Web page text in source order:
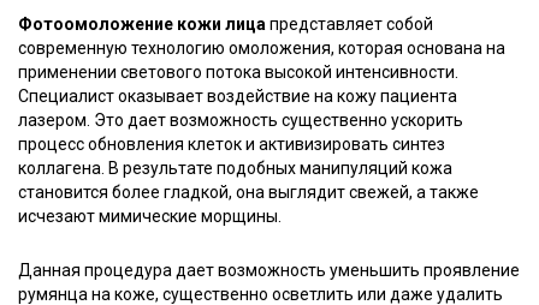
Фотоомоложение кожи лица представляет собой
современную технологию омоложения, которая основана на
применении светового потока высокой интенсивности.
Специалист оказывает воздействие на кожу пациента
лазером. Это дает возможность существенно ускорить
процесс обновления клеток и активизировать синтез
коллагена. В результате подобных манипуляций кожа
становится более гладкой, она выглядит свежей, а также
исчезают мимические морщины.
Данная процедура дает возможность уменьшить проявление
румянца на коже, существенно осветлить или даже удалить